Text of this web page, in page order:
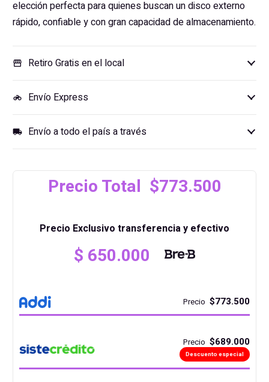
elección perfecta para quienes buscan un disco externo
rápido, confiable y con gran capacidad de almacenamiento.
storefront Retiro Gratis en el local
motorcycle Envío Express
local_shipping Envío a todo el país a través
Precio Total $773.500
Precio Exclusivo transferencia y efectivo
$ 650.000
Precio $773.500
Precio $689.000
Descuento especial